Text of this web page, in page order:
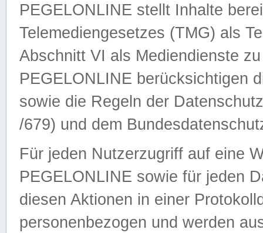
PEGELONLINE stellt Inhalte
Telemediengesetzes (TMG) als
Abschnitt VI als Mediendienste
PEGELONLINE berücksichtigen
sowie die Regeln der
/679) und dem
Für jeden Nutzerzugriff auf eine
PEGELONLINE sowie für jeden
diesen Aktionen in einer
personenbezogen und werden